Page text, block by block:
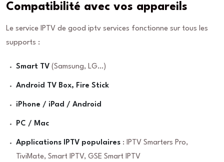
Compatibilité avec vos appareils
Le service IPTV de good iptv services fonctionne sur tous les
supports :
Smart TV (Samsung, LG…)
Android TV Box, Fire Stick
iPhone / iPad / Android
PC / Mac
Applications IPTV populaires : IPTV Smarters Pro,
TiviMate, Smart IPTV, GSE Smart IPTV